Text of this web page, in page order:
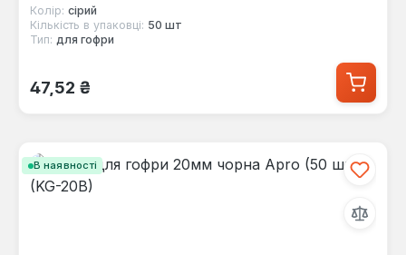
Колір: сірий
Кількість в упаковці: 50 шт
Тип: для гофри
Звичайна ціна:
47,52 ₴
В наявності